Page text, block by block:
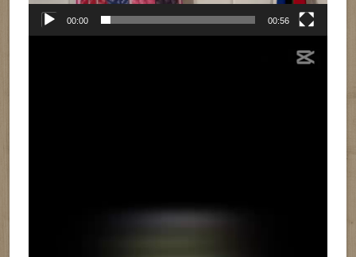
00:00 00:56